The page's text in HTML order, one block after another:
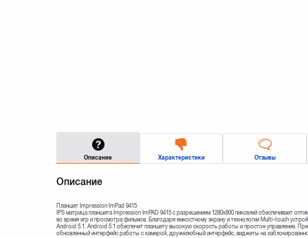
Описание Характеристики Отзывы
Описание
Планшет Impression ImPad 9415
IPS матрица планшета Impression ImPAD 9415 с разрешением 1280x800 пикселей обеспечивает
во время игр и просмотра фильмов. Благодаря емкостному экрану и технологии Multi-touch
Android 5.1. Android 5.1 обеспечит планшету высокую скорость работы и простое управление.
обновленный интерфейс работы с камерой, дружелюбный интерфейс, виджеты на